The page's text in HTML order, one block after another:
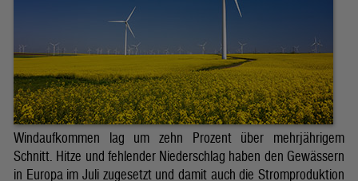
Windaufkommen lag um zehn Prozent über mehrjährigem
Schnitt. Hitze und fehlender Niederschlag haben den Gewässern
in Europa im Juli zugesetzt und damit auch die Stromproduktion